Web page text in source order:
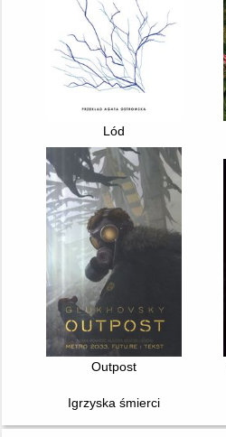
Lód
Outpost
Igrzyska śmierci